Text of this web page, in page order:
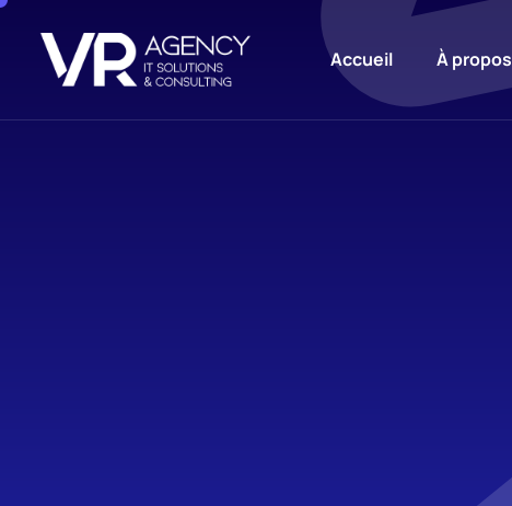
Accueil À propos